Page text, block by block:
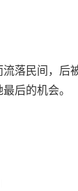
落民间，后
后的机会。